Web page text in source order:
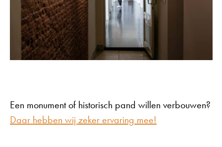
Een monument of historisch pand willen verbouwen?
Daar hebben wij zeker ervaring mee!